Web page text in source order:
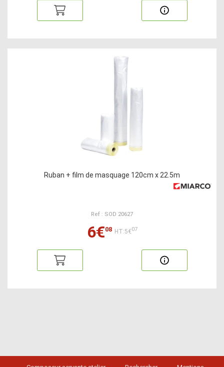
Ruban + film de masquage 120cm x 22.5m
Ref : SOD 20627
6€08 HT:5€07